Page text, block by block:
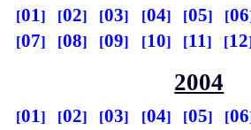
01 02 03 04 05
06
07
08 09 10 11 12
2004
01 02 03 04 05
06